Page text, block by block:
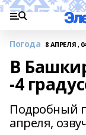
Погода 8 АПРЕЛЯ ,
В
-4
Подробный
апреля,